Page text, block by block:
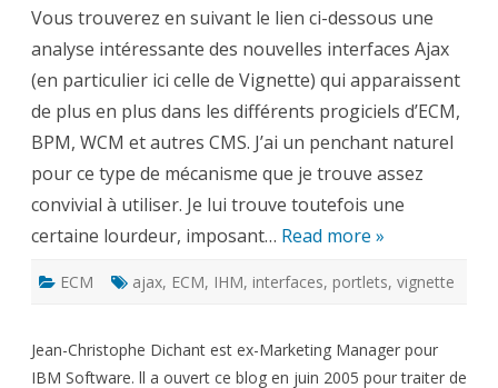
Ajax
?
Vous trouverez en suivant le lien ci-dessous une
analyse intéressante des nouvelles interfaces Ajax
(en particulier ici celle de Vignette) qui apparaissent
de plus en plus dans les différents progiciels d’ECM,
BPM, WCM et autres CMS. J’ai un penchant naturel
pour ce type de mécanisme que je trouve assez
convivial à utiliser. Je lui trouve toutefois une
certaine lourdeur, imposant… Read more »
ECM ajax, ECM, IHM, interfaces, portlets, vignette
Jean-Christophe Dichant est ex-Marketing Manager pour
IBM Software. ll a ouvert ce blog en juin 2005 pour traiter de